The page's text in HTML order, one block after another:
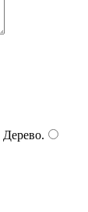
Дерево.